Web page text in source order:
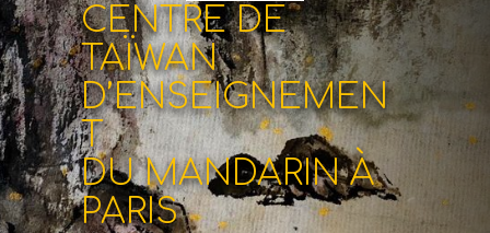
CENTRE DE
TAÏWAN
D’ENSEIGNEMEN
T
DU MANDARIN À
PARIS